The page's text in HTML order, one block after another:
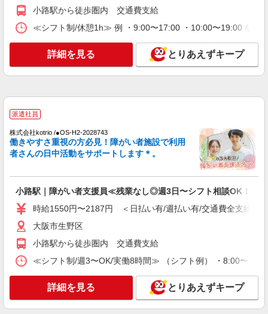
小路駅から徒歩圏内 交通費支給
≪シフト制/休憩1h≫ 例 ・9:00〜17:00 ・10:00〜19:00 など
詳細を見る とりあえずキープ
派遣社員
株式会社kotrio /●OS-H2-2028743
働きやすさ重視の方必見！障がい者施設で利用
者さんの日中活動をサポートします＊。
小路駅｜障がい者支援員≪残業なし◎週3日〜シフト相談OK！≫
時給1550円〜2187円 ＜日払い有/週払い有/交通費全支給(ガ
大阪市生野区
小路駅から徒歩圏内 交通費支給
≪シフト制/週3〜OK/実働8時間≫ （シフト例） ・8:00〜
詳細を見る とりあえずキープ